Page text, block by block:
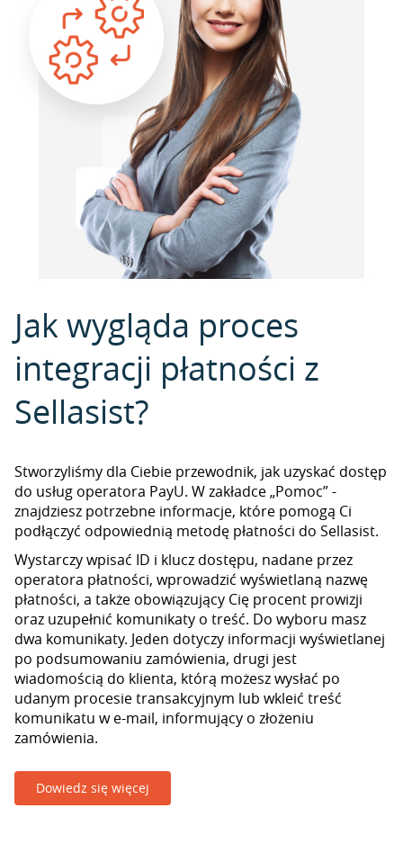
Jak wygląda proces
integracji płatności z
Sellasist?
Stworzyliśmy dla Ciebie przewodnik, jak uzyskać dostęp
do usług operatora PayU. W zakładce „Pomoc” -
znajdziesz potrzebne informacje, które pomogą Ci
podłączyć odpowiednią metodę płatności do Sellasist.
Wystarczy wpisać ID i klucz dostępu, nadane przez
operatora płatności, wprowadzić wyświetlaną nazwę
płatności, a także obowiązujący Cię procent prowizji
oraz uzupełnić komunikaty o treść. Do wyboru masz
dwa komunikaty. Jeden dotyczy informacji wyświetlanej
po podsumowaniu zamówienia, drugi jest
wiadomością do klienta, którą możesz wysłać po
udanym procesie transakcyjnym lub wkleić treść
komunikatu w e-mail, informujący o złożeniu
zamówienia.
Dowiedz się więcej